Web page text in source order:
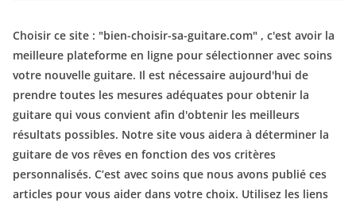
Choisir ce site : "bien-choisir-sa-guitare.com" , c'est avoir la
meilleure plateforme en ligne pour sélectionner avec soins
votre nouvelle guitare. Il est nécessaire aujourd'hui de
prendre toutes les mesures adéquates pour obtenir la
guitare qui vous convient afin d'obtenir les meilleurs
résultats possibles. Notre site vous aidera à déterminer la
guitare de vos rêves en fonction des vos critères
personnalisés. C’est avec soins que nous avons publié ces
articles pour vous aider dans votre choix. Utilisez les liens